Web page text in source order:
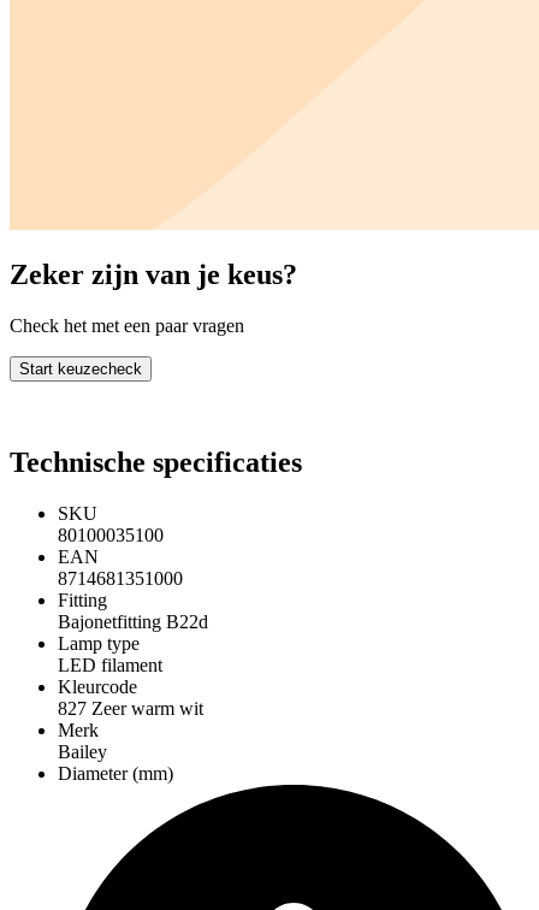
Zeker zijn van je keus?
Check het met een paar vragen
Start keuzecheck
Technische specificaties
SKU
80100035100
EAN
8714681351000
Fitting
Bajonetfitting B22d
Lamp type
LED filament
Kleurcode
827 Zeer warm wit
Merk
Bailey
Diameter (mm)